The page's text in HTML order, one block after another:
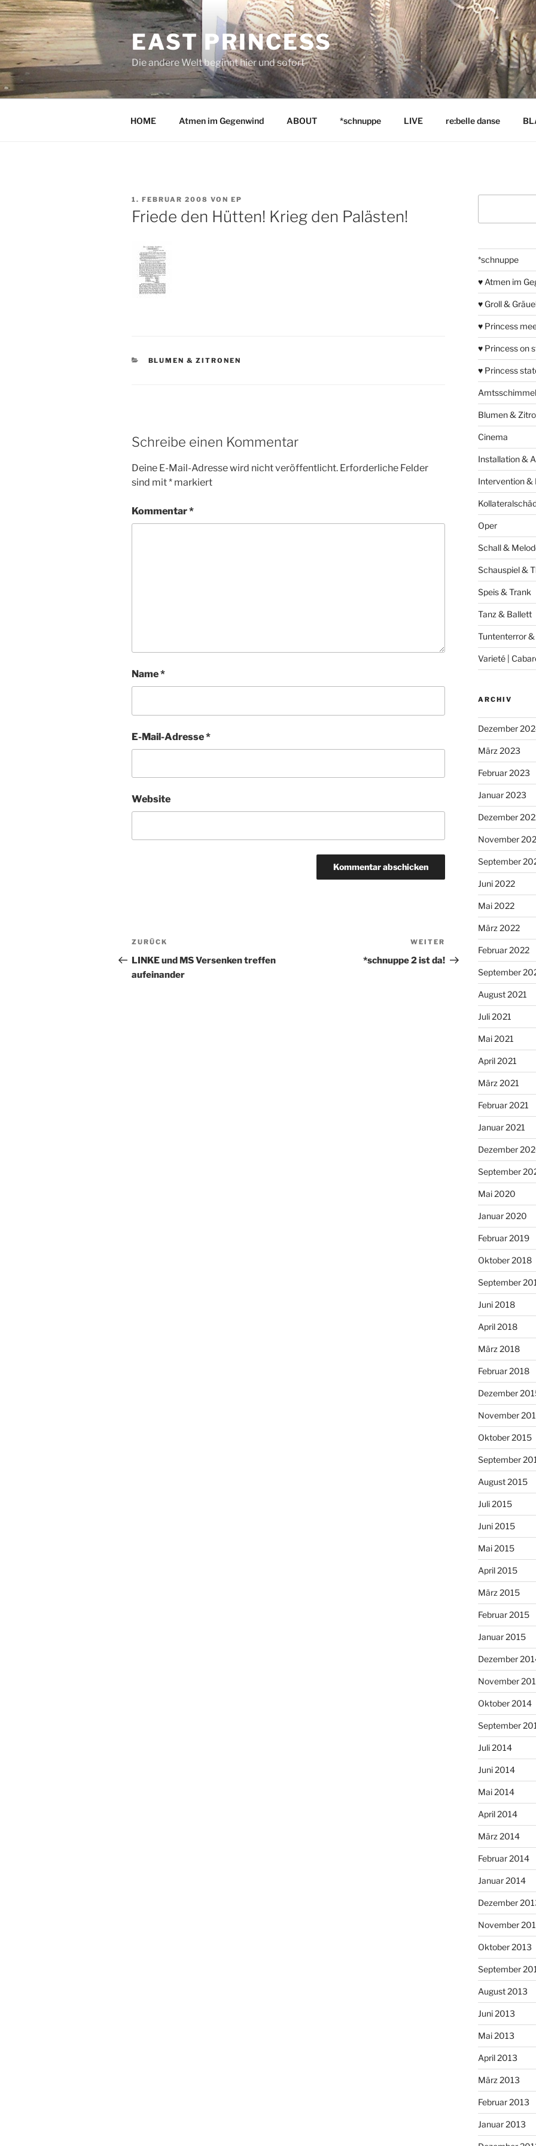
Zum
Inhalt
springen
EAST PRINCESS
Die andere Welt beginnt hier und sofort
HOME Atmen im Gegenwind ABOUT *schnuppe LIVE re:belle danse
VERÖFFENTLICHT
AM
1. FEBRUAR 2008 VON EP
Friede den Hütten! Krieg den Palästen!
KATEGORIEN
BLUMEN & ZITRONEN
Schreibe einen Kommentar
Deine E-Mail-Adresse wird nicht veröffentlicht. Erforderliche Felder
sind mit* markiert
Kommentar*
Name*
E-Mail-Adresse*
Website
Beitragsnavigation
Vorheriger
Beitrag
ZURÜCK
LINKE und MS Versenken treffen
aufeinander
Beitrag
WEITER
*schnuppe 2 ist da!
*schnuppe
♥ Atmen im
♥ Groll &
♥ Princess
♥ Princess on
♥ Princess
Amtsschimmel
Blumen &
Cinema
Installation &
Intervention &
Oper
Schall &
Schauspiel &
Speis & Trank
Tanz & Ballett
Tuntenterror &
Varieté |
ARCHIV
Dezember
März 2023
Februar 2023
Januar 2023
Dezember
November
September
Juni 2022
Mai 2022
März 2022
Februar 2022
September
August 2021
Juli 2021
Mai 2021
April 2021
März 2021
Februar 2021
Januar 2021
Dezember
September
Mai 2020
Januar 2020
Februar 2019
Oktober 2018
September
Juni 2018
April 2018
März 2018
Februar 2018
Dezember
November
Oktober 2015
September
August 2015
Juli 2015
Juni 2015
Mai 2015
April 2015
März 2015
Februar 2015
Januar 2015
Dezember
November
Oktober 2014
September
Juli 2014
Juni 2014
Mai 2014
April 2014
März 2014
Februar 2014
Januar 2014
Dezember
November
Oktober 2013
September
August 2013
Juni 2013
Mai 2013
April 2013
März 2013
Februar 2013
Januar 2013